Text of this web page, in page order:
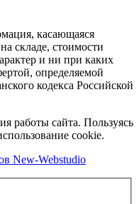
касающаяся
складе, стоимости
и ни при каких
определяемой
кодекса Российской
работы сайта. Пользуясь
cookie.
New-Webstudio